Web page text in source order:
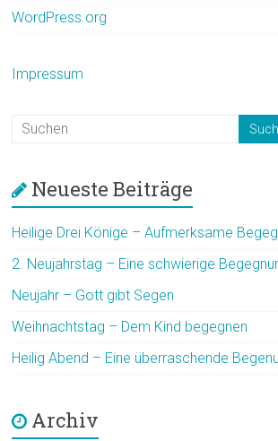
WordPress.org
Impressum
Neueste Beiträge
Heilige Drei Könige – Aufmerksame
2. Neujahrstag – Eine schwierige
Neujahr – Gott gibt Segen
Weihnachtstag – Dem Kind begegnen
Heilig Abend – Eine überraschende
Archiv